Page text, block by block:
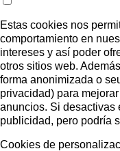
Estas cookies nos
comportamiento en
intereses y así poder
otros sitios web.
forma anonimizada o
privacidad) para
anuncios. Si desactivas
publicidad, pero podría
Cookies de